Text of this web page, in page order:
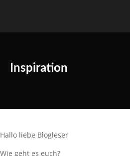
Inspiration
Hallo liebe Blogleser
Wie geht es euch?